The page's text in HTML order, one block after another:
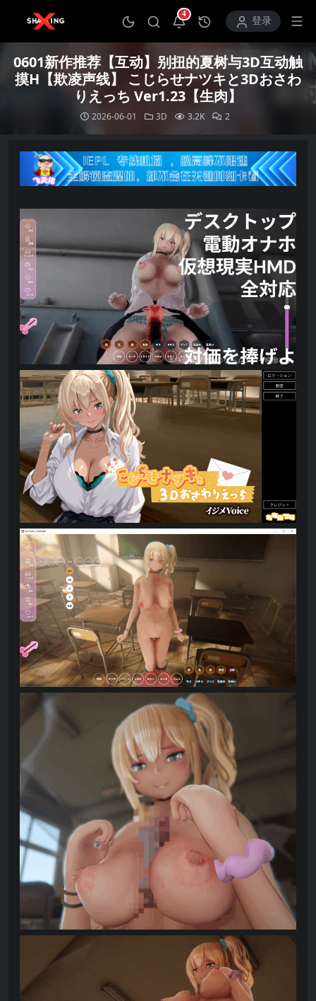
4
打开通知中心登录
0601新作推荐【互动】别扭的夏树与3D互动触
摸H【欺凌声线】 こじらせナツキと3Dおさわ
りえっち Ver1.23【生肉】
2026-06-01 3D 3.2K 2